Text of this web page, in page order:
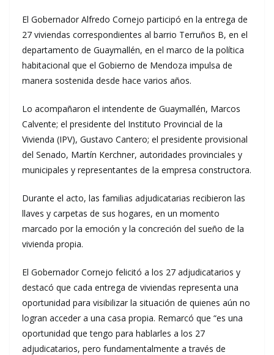
El Gobernador Alfredo Cornejo participó en la entrega de
27 viviendas correspondientes al barrio Terruños B, en el
departamento de Guaymallén, en el marco de la política
habitacional que el Gobierno de Mendoza impulsa de
manera sostenida desde hace varios años.
Lo acompañaron el intendente de Guaymallén, Marcos
Calvente; el presidente del Instituto Provincial de la
Vivienda (IPV), Gustavo Cantero; el presidente provisional
del Senado, Martín Kerchner, autoridades provinciales y
municipales y representantes de la empresa constructora.
Durante el acto, las familias adjudicatarias recibieron las
llaves y carpetas de sus hogares, en un momento
marcado por la emoción y la concreción del sueño de la
vivienda propia.
El Gobernador Cornejo felicitó a los 27 adjudicatarios y
destacó que cada entrega de viviendas representa una
oportunidad para visibilizar la situación de quienes aún no
logran acceder a una casa propia. Remarcó que “es una
oportunidad que tengo para hablarles a los 27
adjudicatarios, pero fundamentalmente a través de